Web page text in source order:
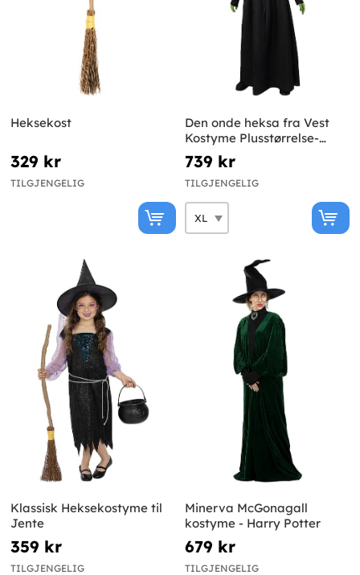
Heksekost
329 kr
TILGJENGELIG
Den onde heksa fra Vest
Kostyme Plusstørrelse-
Trollmannen fra Oz
739 kr
TILGJENGELIG
Klassisk Heksekostyme til
Jente
359 kr
TILGJENGELIG
Minerva McGonagall
kostyme - Harry Potter
679 kr
TILGJENGELIG